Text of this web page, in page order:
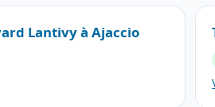
Lantivy à Ajaccio